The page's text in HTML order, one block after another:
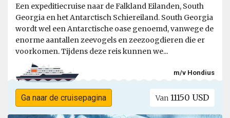
Een expeditiecruise naar de Falkland Eilanden, South
Georgia en het Antarctisch Schiereiland. South Georgia
wordt wel een Antarctische oase genoemd, vanwege de
enorme aantallen zeevogels en zeezoogdieren die er
voorkomen. Tijdens deze reis kunnen we...
m/v Hondius
Ga naar de cruisepagina Van 11150 USD